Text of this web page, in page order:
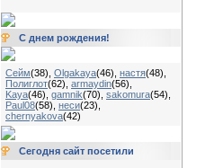
С днем рождения!
Сейм(38) Olgakaya(46) настя(48)
Полиглот(62) armaydin(56)
Kaya(46) gamnik(70) sakomura(54)
Paul08(58) неси(23)
chernyakova(42)
Сегодня сайт посетили